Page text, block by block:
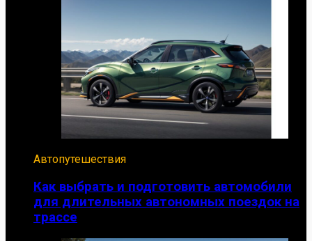
Автопутешествия
Как выбрать и подготовить автомобили
для длительных автономных поездок на
трассе